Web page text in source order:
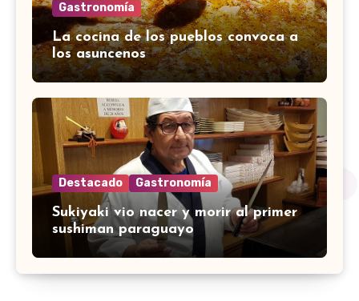
Gastronomía
La cocina de los pueblos convoca a
los asuncenos
Destacado Gastronomía
Sukiyaki vio nacer y morir al primer
sushiman paraguayo